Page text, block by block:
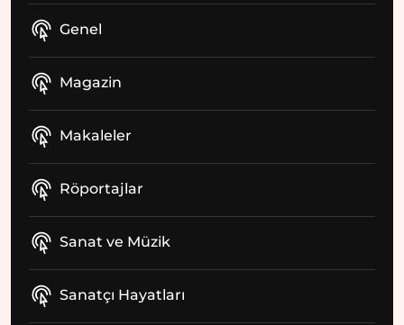
Genel
Magazin
Makaleler
Röportajlar
Sanat ve Müzik
Sanatçı Hayatları